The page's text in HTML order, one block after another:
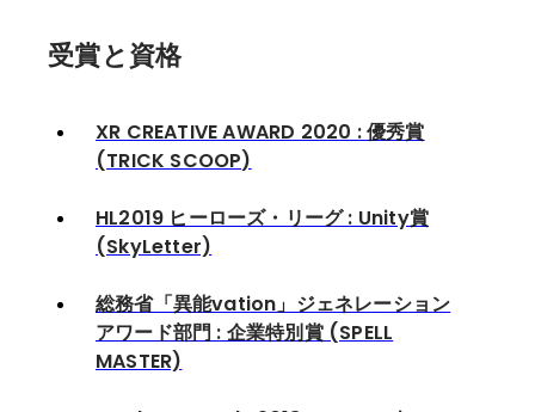
受賞と資格
XR CREATIVE AWARD 2020 : 優秀賞
(TRICK SCOOP)
HL2019 ヒーローズ・リーグ : Unity賞
(SkyLetter)
総務省「異能vation」ジェネレーション
アワード部門 : 企業特別賞 (SPELL
MASTER)